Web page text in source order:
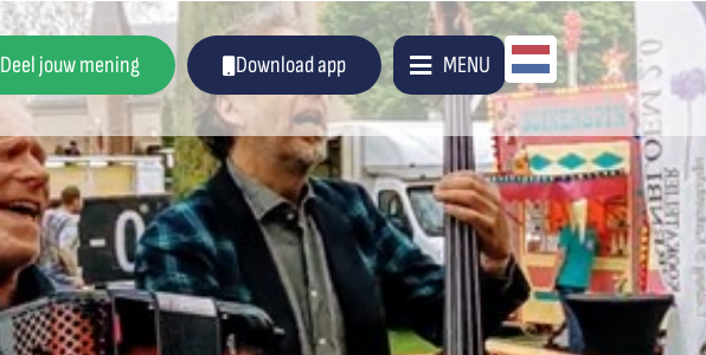
Deel jouw mening Download app MENU Dutch